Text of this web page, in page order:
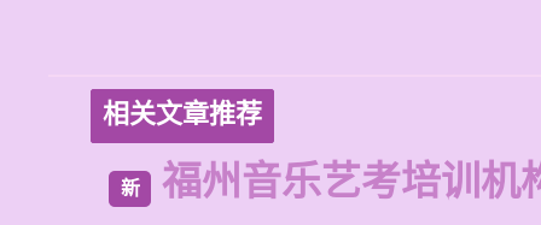
相关文章推荐
新 福州音乐艺考培训机